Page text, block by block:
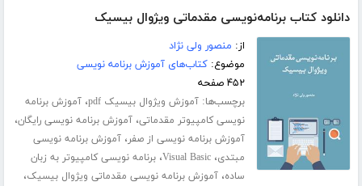
دانلود کتاب برنامه‌نویسی مقدماتی ویژوال بیسیک
از: منصور ولی نژاد
موضوع:کتاب‌های آموزش برنامه نویسی
۴۵۲ صفحه
برچسب‌ها:آموزش ویژوال بیسیک pdf ،آموزش برنامه
نویسی کامپیوتر مقدماتی،آموزش برنامه نویسی رایگان،
آموزش برنامه نویسی از صفر،آموزش برنامه نویسی
مبتدی،Visual Basic،برنامه نویسی کامپیوتر به زبان
ساده،آموزش برنامه نویسی مقدماتی ویژوال بیسیک،